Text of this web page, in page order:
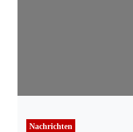
Nachrichten